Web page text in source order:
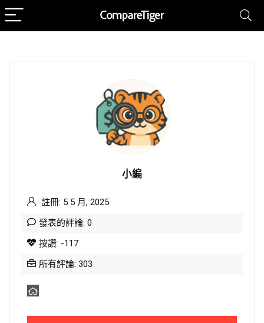
小編
註冊: 5 5 月, 2025
發表的評論: 0
按讚: -117
所有評論: 303